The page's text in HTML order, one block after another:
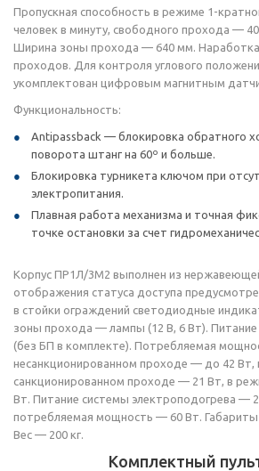
Пропускная способность в режиме 1-
человек в минуту, свободного прохода — 40
Ширина зоны прохода — 640 мм.
проходов. Для контроля углового
укомплектован цифровым магнитным
Функциональность:
Antipassback — блокировка обратного
поворота штанг на 60º и больше.
Блокировка турникета ключом при
электропитания.
Плавная работа механизма и точная
точке остановки за счет
Корпус ПР1Л/3М2 выполнен из
отображения статуса доступа
в стойки ограждений светодиодные
зоны прохода — лампы (12 В, 6 Вт).
(без БП в комплекте). Потребляемая
несанкционированном проходе — до 42 Вт,
санкционированном проходе — 21 Вт, в
Вт. Питание системы электроподогрева —
потребляемая мощность — 60 Вт.
Вес — 200 кг.
Комплектный